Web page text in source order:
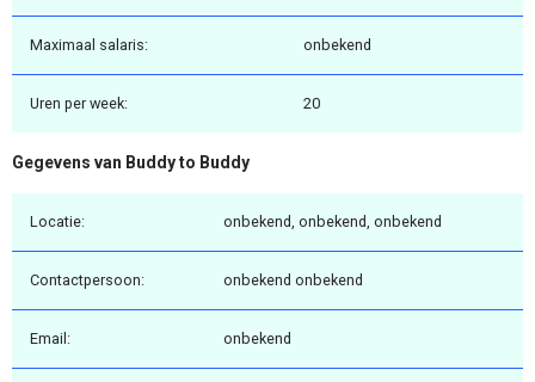
Maximaal salaris: onbekend
Uren per week: 20
Gegevens van Buddy to Buddy
Locatie: onbekend, onbekend, onbekend
Contactpersoon: onbekend onbekend
Email: onbekend